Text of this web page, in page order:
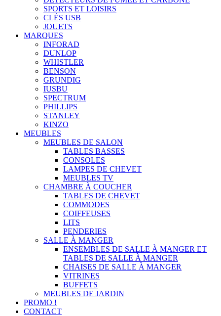
SPORTS ET LOISIRS
CLÉS USB
JOUETS
MARQUES
INFORAD
DUNLOP
WHISTLER
BENSON
GRUNDIG
IUSBU
SPECTRUM
PHILLIPS
STANLEY
KINZO
MEUBLES
MEUBLES DE SALON
TABLES BASSES
CONSOLES
LAMPES DE CHEVET
MEUBLES TV
CHAMBRE À COUCHER
TABLES DE CHEVET
COMMODES
COIFFEUSES
LITS
PENDERIES
SALLE À MANGER
ENSEMBLES DE SALLE À MANGER ET
TABLES DE SALLE À MANGER
CHAISES DE SALLE À MANGER
VITRINES
BUFFETS
MEUBLES DE JARDIN
PROMO !
CONTACT